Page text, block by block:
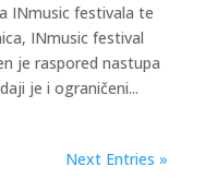
INmusic festivala te
INmusic festival
je raspored nastupa
je i ograničeni...
Next Entries »